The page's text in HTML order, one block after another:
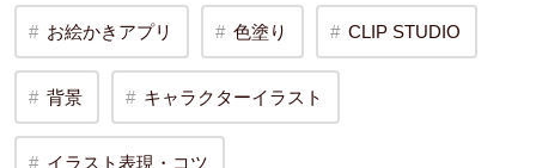
お絵かきアプリ 色塗り CLIP STUDIO
背景 キャラクターイラスト
イラスト表現・コツ